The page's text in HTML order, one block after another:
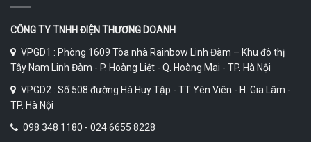
CÔNG TY TNHH ĐIỆN THƯƠNG DOANH
VPGD1 : Phòng 1609 Tòa nhà Rainbow Linh Đàm – Khu đô thị
Tây Nam Linh Đàm - P. Hoàng Liệt - Q. Hoàng Mai - TP. Hà Nội
VPGD2 : Số 508 đường Hà Huy Tập - TT Yên Viên - H. Gia Lâm -
TP. Hà Nội
098 348 1180 - 024 6655 8228